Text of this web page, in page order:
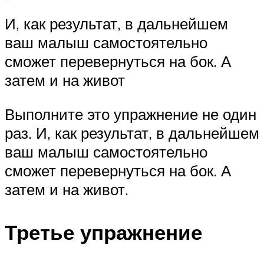
И, как результат, в дальнейшем
ваш малыш самостоятельно
сможет перевернуться на бок. А
затем и на живот
Выполните это упражнение не один
раз. И, как результат, в дальнейшем
ваш малыш самостоятельно
сможет перевернуться на бок. А
затем и на живот.
Третье упражнение